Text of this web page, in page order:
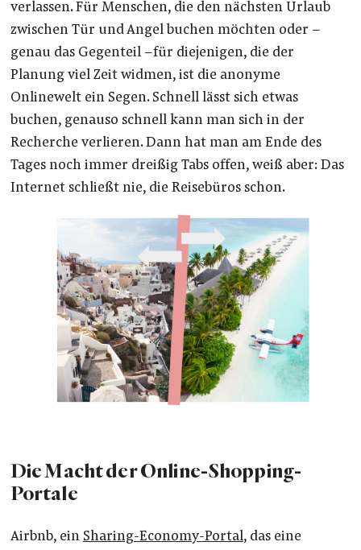
verlassen. Für Menschen, die den nächsten Urlaub
zwischen Tür und Angel buchen möchten oder –
genau das Gegenteil –für diejenigen, die der
Planung viel Zeit widmen, ist die anonyme
Onlinewelt ein Segen. Schnell lässt sich etwas
buchen, genauso schnell kann man sich in der
Recherche verlieren. Dann hat man am Ende des
Tages noch immer dreißig Tabs offen, weiß aber: Das
Internet schließt nie, die Reisebüros schon.
Die Macht der Online-Shopping-
Portale
Airbnb, ein Sharing-Economy-Portal, das eine